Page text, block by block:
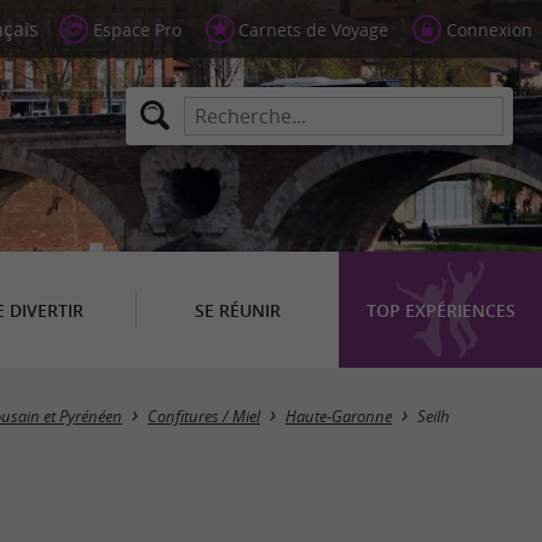
Espace Pro Carnets de Voyage Connexion
DIVERTIR SE RÉUNIR TOP EXPÉRIENCES
Masquer la carte
et Pyrénéen Confitures / Miel Haute-Garonne Seilh